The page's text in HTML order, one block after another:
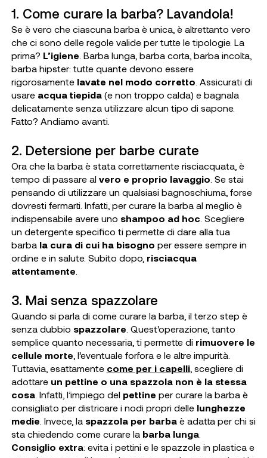
1. Come curare la barba? Lavandola!
Se è vero che ciascuna barba è unica, è altrettanto vero
che ci sono delle regole valide per tutte le tipologie. La
prima? L’igiene . Barba lunga, barba corta, barba incolta,
barba hipster: tutte quante devono essere
rigorosamentelavate nel modo corretto . Assicurati di
usare acqua tiepida(e non troppo calda) e bagnala
delicatamente senza utilizzare alcun tipo di sapone.
Fatto? Andiamo avanti.
2. Detersione per barbe curate
Ora che la barba è stata correttamente risciacquata, è
tempo di passare al vero e proprio lavaggio . Se stai
pensando di utilizzare un qualsiasi bagnoschiuma, forse
dovresti fermarti. Infatti, per curare la barba al meglio è
indispensabile avere uno shampoo ad hoc . Scegliere
un detergente specifico ti permette di dare alla tua
barba la cura di cui ha bisogno per essere sempre in
ordine e in salute. Subito dopo, risciacqua
attentamente
3. Mai senza spazzolare
Quando si parla di come curare la barba, il terzo step è
senza dubbio spazzolare . Quest’operazione, tanto
semplice quanto necessaria, ti permette di rimuovere le
cellule morte , l’eventuale forfora e le altre impurità.
Tuttavia, esattamente come per i capelli, scegliere di
adottareun pettine o una spazzola non è la stessa
cosa. Infatti, l’impiego del pettine per curare la barba è
consigliato per districare i nodi propri delle lunghezze
medie . Invece, la spazzola per barbaè adatta per chi si
sta chiedendo come curare la barba lunga.
Consiglio extra: evita i pettini e le spazzole in plastica e